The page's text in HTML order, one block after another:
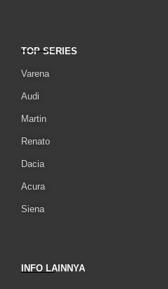
TOP SERIES
Varena
Audi
Martin
Renato
Dacia
Acura
Siena
INFO LAINNYA